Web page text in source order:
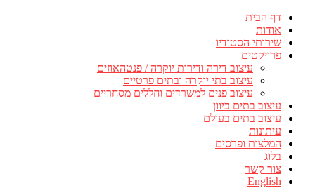
דף הבית
אודות
שירותי הסטודיו
פרויקטים
עיצוב דירה ודירות יוקרה / פנטהאוזים
עיצוב בתי יוקרה ובתים פרטיים
עיצוב פנים למשרדים וחללים מסחריים
עיצוב בתים ביוון
עיצוב בתים בעולם
עיתונות
המלצות ופרסים
בלוג
צור קשר
English